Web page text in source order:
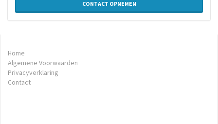
CONTACT OPNEMEN
Home
Algemene Voorwaarden
Privacyverklaring
Contact